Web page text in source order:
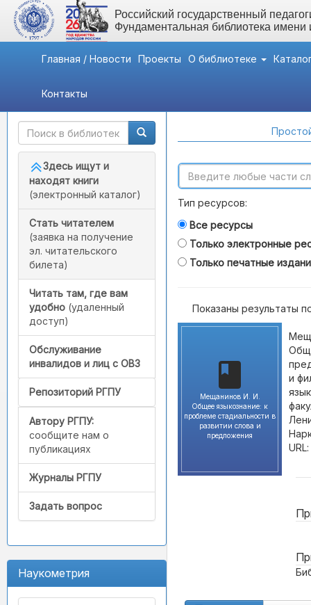
Российский государственный
Фундаментальная библиотека
Главная / Новости Проекты О библиотеке
Контакты
Быстрый доступ
Здесь ищут и
находят книги
(электронный каталог)
Стать читателем
(заявка на получение
эл. читательского
билета)
Читать там, где вам
удобно (удаленный
доступ)
Обслуживание
инвалидов и лиц с ОВЗ
Репозиторий РГПУ
Автору РГПУ:
сообщите нам о
публикациях
Журналы РГПУ
Задать вопрос
Наукометрия
Тип ресурсов:
Все ресурсы
Только электронные
Только печатные
Показаны результаты
Мещанинов И. И.
Общее языкознание: к
проблеме стадиальности в
развитии слова и
предложения
и
URL: